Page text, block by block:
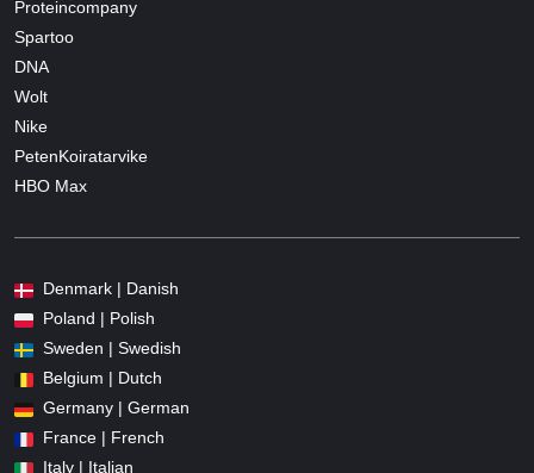
Proteincompany
Spartoo
DNA
Wolt
Nike
PetenKoiratarvike
HBO Max
Denmark | Danish
Poland | Polish
Sweden | Swedish
Belgium | Dutch
Germany | German
France | French
Italy | Italian